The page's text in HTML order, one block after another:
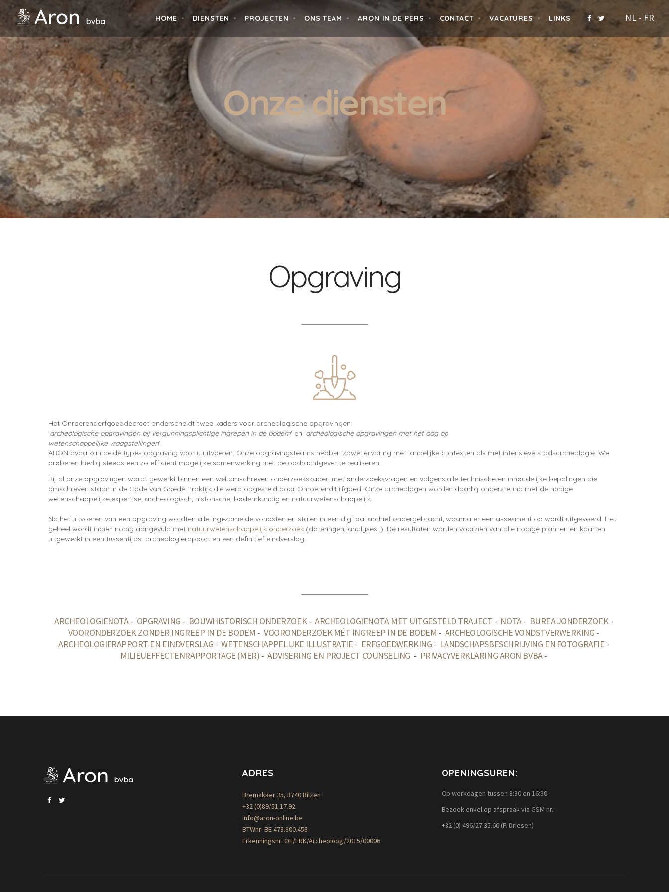
HOME DIENSTEN PROJECTEN ONS TEAM ARON IN DE PERS CONTACT VACATURES LINKS NL - FR
Onze diensten
Opgraving
Het Onroerenderfgoeddecreet onderscheidt twee kaders voor archeologische opgravingen:
'archeologische opgravingen bij vergunningsplichtige ingrepen in de bodem' en 'archeologische opgravingen met het oog op
wetenschappelijke vraagstellingen'.
ARON bvba kan beide types opgraving voor u uitvoeren. Onze opgravingsteams hebben zowel ervaring met landelijke contexten als met intensieve stadsarcheologie. We
proberen hierbij steeds een zo efficiënt mogelijke samenwerking met de opdrachtgever te realiseren.
Bij al onze opgravingen wordt gewerkt binnen een wel omschreven onderzoekskader, met onderzoeksvragen en volgens alle technische en inhoudelijke bepalingen die
omschreven staan in de Code van Goede Praktijk die werd opgesteld door Onroerend Erfgoed. Onze archeologen worden daarbij ondersteund met de nodige
wetenschappelijke expertise, archeologisch, historische, bodemkundig en natuurwetenschappelijk.
Na het uitvoeren van een opgraving wordten alle ingezamelde vondsten en stalen in een digitaal archief ondergebracht, waarna er een assesment op wordt uitgevoerd. Het
geheel wordt indien nodig aangevuld met natuurwetenschappelijk onderzoek (dateringen, analyses..). De resultaten worden voorzien van alle nodige plannen en kaarten
uitgewerkt in een tussentijds archeologierapport en een definitief eindverslag.
ARCHEOLOGIENOTA- OPGRAVING - BOUWHISTORISCH ONDERZOEK-ARCHEOLOGIENOTA MET UITGESTELD TRAJECT - NOTA- BUREAUONDERZOEK-
VOORONDERZOEK ZONDER INGREEP IN DE BODEM - VOORONDERZOEK MÉT INGREEP IN DE BODEM - ARCHEOLOGISCHE VONDSTVERWERKING -
ARCHEOLOGIERAPPORT EN EINDVERSLAG -WETENSCHAPPELIJKE ILLUSTRATIE - ERFGOEDWERKING - LANDSCHAPSBESCHRIJVING EN FOTOGRAFIE -
MILIEUEFFECTENRAPPORTAGE (MER) -ADVISERING EN PROJECT COUNSELING - PRIVACYVERKLARING ARON BVBA-
ADRES
Bremakker 35, 3740 Bilzen
+32 (0)89/51.17.92
info@aron-online.be
BTWnr: BE 473.800.458
Erkenningsnr: OE/ERK/Archeoloog/2015/00006
OPENINGSUREN:
Op werkdagen tussen 8:30 en 16:30
Bezoek enkel op afspraak via GSM nr.:
+32 (0) 496/27.35.66 (P. Driesen)